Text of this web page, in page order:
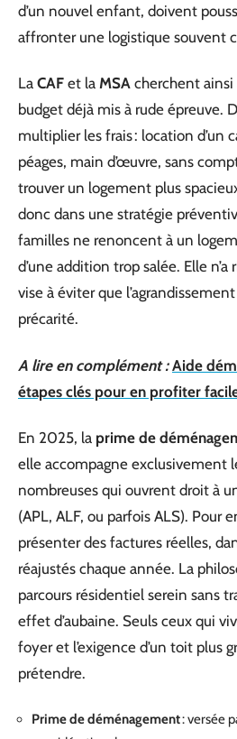
d’un nouvel enfant, doivent
affronter une logistique souvent
La CAF et la MSA cherchent ainsi
budget déjà mis à rude épreuve.
multiplier les frais : location d’un
péages, main d’œuvre, sans
trouver un logement plus
donc dans une stratégie
familles ne renoncent à un
d’une addition trop salée. Elle n’a
vise à éviter que
précarité.
A lire en complément : Aide
étapes clés pour en profiter
En 2025, la prime de
elle accompagne exclusivement
nombreuses qui ouvrent droit à
(APL, ALF, ou parfois ALS). Pour
présenter des factures réelles,
réajustés chaque année. La
parcours résidentiel serein sans
effet d’aubaine. Seuls ceux qui
foyer et l’exigence d’un toit plus
prétendre.
Prime de déménagement: versée